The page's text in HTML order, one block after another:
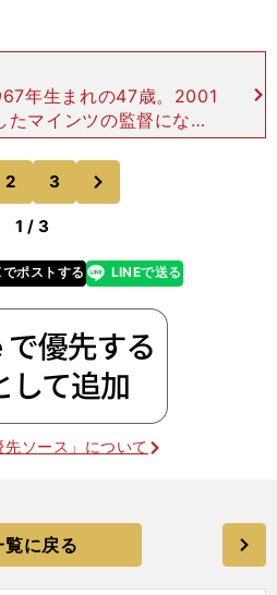
年生まれの47歳。2001
マインツの監督になる
１部に昇格させた。200
トムントの監督に就任。
川真
2 3
1 / 3
ポストする
line LINEで送る
ソース」について
覧に戻る